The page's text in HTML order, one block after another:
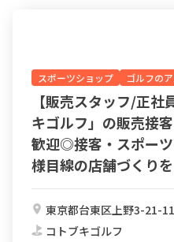
スポーツショップ ゴルフの
【販売スタッフ/正
キゴルフ」の販売接
歓迎◎接客・スポー
様目線の店舗づくりを
東京都台東区上野3-21-11
コトブキゴルフ